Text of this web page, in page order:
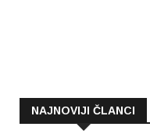
NAJNOVIJI ČLANCI